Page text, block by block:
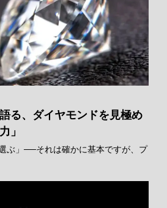
る、ダイヤモンドを見極め
」
ぶ」──それは確かに基本ですが、プ